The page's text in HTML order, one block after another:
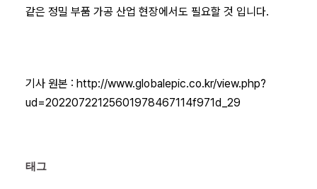
같은 정밀 부품 가공 산업 현장에서도 필요할 것 입니다.
기사 원본 : http://www.globalepic.co.kr/view.php?
ud=20220722125601978467114f971d_29
태그